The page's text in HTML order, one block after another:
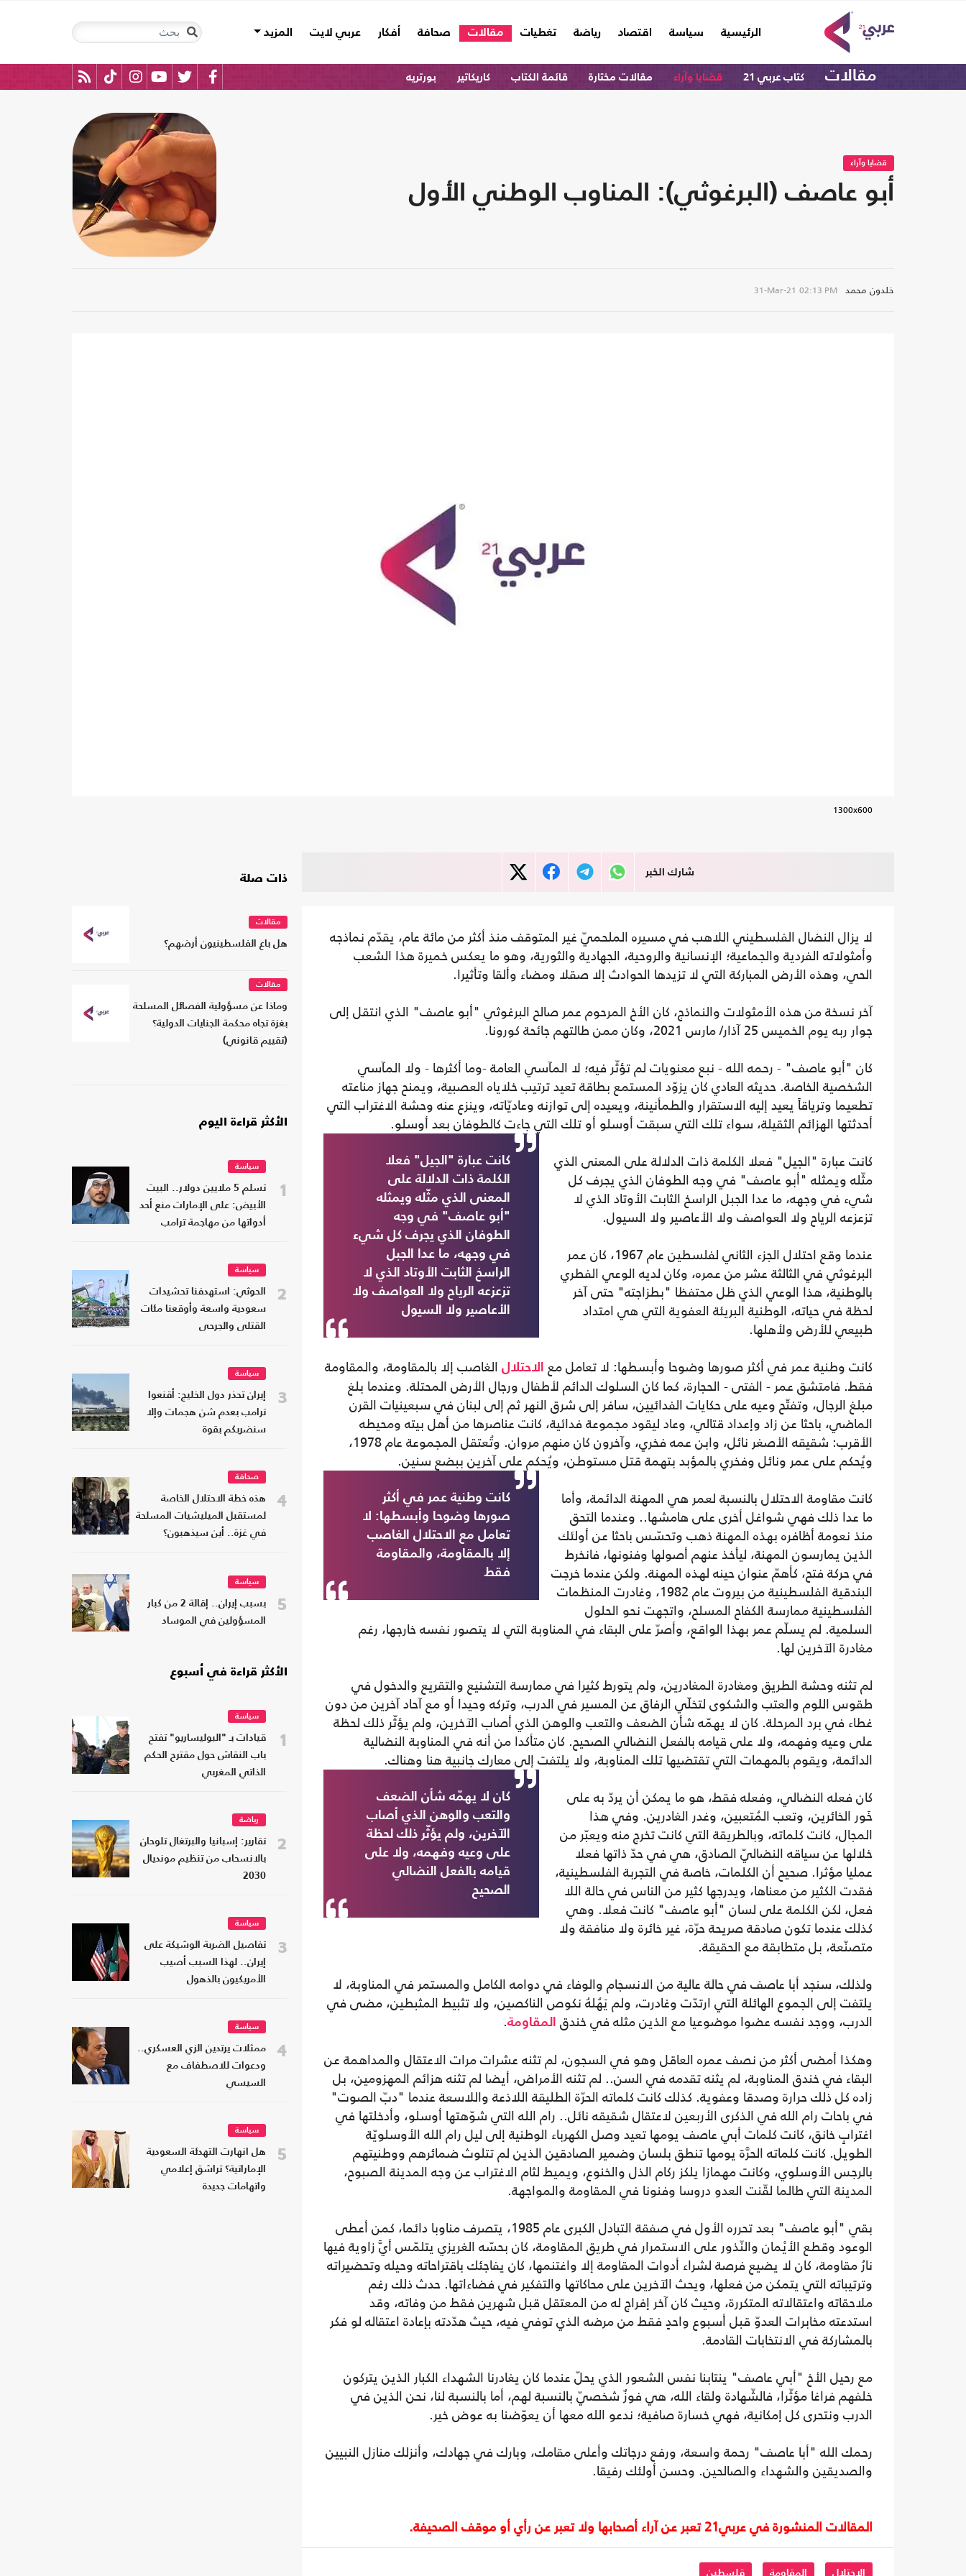
الرئيسية
(current) سياسة اقتصاد رياضة تغطيات مقالات صحافة أفكار عربي لايت المزيد
مقالات كتاب عربي 21 قضايا وآراء مقالات مختارة قائمة الكتاب كاريكاتير بورتريه
قضايا وآراء
أبو عاصف (البرغوثي): المناوب الوطني الأول
خلدون محمد 31-Mar-21 02:13 PM
1300x600
شارك الخبر
لا يزال النضال الفلسطيني اللاهب في مسيره الملحميّ غير المتوقف منذ أكثر من مائة عام، يقدّم نماذجه
وأمثولاته الفردية والجماعية؛ الإنسانية والروحية، الجهادية والثورية، وهو ما يعكس خميرة هذا الشعب
الحي، وهذه الأرض المباركة التي لا تزيدها الحوادث إلا صقلا ومضاء وألقا وتأثيرا.
آخر نسخة من هذه الأمثولات والنماذج، كان الأخ المرحوم عمر صالح البرغوثي "أبو عاصف" الذي انتقل إلى
جوار ربه يوم الخميس 25 آذار/ مارس 2021، وكان ممن طالتهم جائحة كورونا.
كان "أبو عاصف" - رحمه الله - نبع معنويات لم تؤثّر فيه؛ لا المآسي العامة -وما أكثرها - ولا المآسي
الشخصية الخاصة. حديثه العادي كان يزوّد المستمع بطاقة تعيد ترتيب خلاياه العصبية، ويمنح جهاز مناعته
تطعيما وترياقاً يعيد إليه الاستقرار والطمأنينة، ويعيده إلى توازنه وعاديّاته، وينزع عنه وحشة الاغتراب التي
أحدثتها الهزائم الثقيلة، سواء تلك التي سبقت أوسلو أو تلك التي جاءت كالطوفان بعد أوسلو.
كانت عبارة "الجيل" فعلا
الكلمة ذات الدلالة على
المعنى الذي مثّله ويمثله
"أبو عاصف" في وجه
الطوفان الذي يجرف كل شيء
في وجهه، ما عدا الجبل
الراسخ الثابت الأوتاد الذي لا
تزعزعه الرياح ولا العواصف ولا
الأعاصير ولا السيول
كانت عبارة "الجيل" فعلا الكلمة ذات الدلالة على المعنى الذي
مثّله ويمثله "أبو عاصف" في وجه الطوفان الذي يجرف كل
شيء في وجهه، ما عدا الجبل الراسخ الثابت الأوتاد الذي لا
تزعزعه الرياح ولا العواصف ولا الأعاصير ولا السيول.
عندما وقع احتلال الجزء الثاني لفلسطين عام 1967، كان عمر
البرغوثي في الثالثة عشر من عمره، وكان لديه الوعي الفطري
بالوطنية، هذا الوعي الذي ظل محتفظا "بطزاجته" حتى آخر
لحظة في حياته، الوطنية البريئة العفوية التي هي امتداد
طبيعي للأرض ولأهلها.
كانت وطنية عمر في أكثر صورها وضوحا وأبسطها: لا تعامل مع
الاحتلال الغاصب إلا بالمقاومة، والمقاومة
فقط. فامتشق عمر - الفتى - الحجارة، كما كان السلوك الدائم لأطفال ورجال الأرض المحتلة. وعندما بلغ
مبلغ الرجال، وتفتّح وعيه على حكايات الفدائيين، سافر إلى شرق النهر ثم إلى لبنان في سبعينيات القرن
الماضي، باحثا عن زاد وإعداد قتالي، وعاد ليقود مجموعة فدائية، كانت عناصرها من أهل بيته ومحيطه
الأقرب: شقيقه الأصغر نائل، وابن عمه فخري، وآخرون كان منهم مروان. وتُعتقل المجموعة عام 1978،
ويُحكم على عمر ونائل وفخري بالمؤبد بتهمة قتل مستوطن، ويُحكم على آخرين ببضع سنين.
كانت وطنية عمر في أكثر
صورها وضوحا وأبسطها: لا
تعامل مع الاحتلال الغاصب
إلا بالمقاومة، والمقاومة
فقط
كانت مقاومة الاحتلال بالنسبة لعمر هي المهنة الدائمة، وأما
ما عدا ذلك فهي شواغل أخرى على هامشها.. وعندما التحق
منذ نعومة أظافره بهذه المهنة ذهب وتحسّس باحثا عن أولئك
الذين يمارسون المهنة، ليأخذ عنهم أصولها وفنونها، فانخرط
في حركة فتح، كأهمّ عنوان حينه لهذه المهنة. ولكن عندما خرجت
البندقية الفلسطينية من بيروت عام 1982، وغادرت المنظمات
الفلسطينية ممارسة الكفاح المسلح، واتجهت نحو الحلول
السلمية. لم يسلّم عمر بهذا الواقع، وأصرّ على البقاء في المناوبة التي لا يتصور نفسه خارجها، رغم
مغادرة الآخرين لها.
لم تثنه وحشة الطريق ومغادرة المغادرين، ولم يتورط كثيرا في ممارسة التشنيع والتقريع والدخول في
طقوس اللوم والعتب والشكوى لتخلّي الرفاق عن المسير في الدرب، وتركه وحيدا أو مع آحاد آخرين من دون
غطاء في برد المرحلة. كان لا يهمّه شأن الضعف والتعب والوهن الذي أصاب الآخرين، ولم يؤثّر ذلك لحظة
على وعيه وفهمه، ولا على قيامه بالفعل النضالي الصحيح. كان متأكدا من أنه في المناوبة النضالية
الدائمة، ويقوم بالمهمات التي تقتضيها تلك المناوبة، ولا يلتفت إلى معارك جانبية هنا وهناك.
كان لا يهمّه شأن الضعف
والتعب والوهن الذي أصاب
الآخرين، ولم يؤثّر ذلك لحظة
على وعيه وفهمه، ولا على
قيامه بالفعل النضالي
الصحيح
كان فعله النضالي، وفعله فقط، هو ما يمكن أن يردّ به على
خَور الخائرين، وتعب المُتعبين، وغدر الغادرين. وفي هذا
المجال، كانت كلماته، وبالطريقة التي كانت تخرج منه ويعبّر من
خلالها عن سياقه النضاليّ الصادق، هي في حدّ ذاتها فعلا
عمليا مؤثرا. صحيح أن الكلمات، خاصة في التجربة الفلسطينية،
فقدت الكثير من معناها، ويدرجها كثير من الناس في حالة اللا
فعل، لكن الكلمة على لسان "أبو عاصف" كانت فعلا. وهي
كذلك عندما تكون صادقة صريحة حرّة، غير خائرة ولا منافقة ولا
متصنّعة، بل متطابقة مع الحقيقة.
ولذلك، سنجد أبا عاصف في حالة عالية من الانسجام والوفاء في دوامه الكامل والمستمر في المناوبة، لا
يلتفت إلى الجموع الهائلة التي ارتدّت وغادرت، ولم يَهُلهُ نكوص الناكصين، ولا تثبيط المثبطين، مضى في
الدرب، ووجد نفسه عضوا موضوعيا مع الذين مثله في خندق
المقاومة.
وهكذا أمضى أكثر من نصف عمره العاقل وهو في السجون، لم تثنه عشرات مرات الاعتقال والمداهمة عن
البقاء في خندق المناوبة، لم يثنه تقدمه في السن.. لم تثنه الأمراض، أيضا لم تثنه هزائم المهزومين، بل
زاده كل ذلك حرارة وصدقا وعفوية. كذلك كانت كلماته الحرّة الطليقة اللاذعة واللاسعة عندما "دبّ الصوت"
في باحات رام الله في الذكرى الأربعين لاعتقال شقيقه نائل.. رام الله التي شوّهتها أوسلو، وأدخلتها في
اغترابٍ خانق، كانت كلمات أبي عاصف يومها تعيد وصل الكهرباء الوطنية إلى ليل رام الله الأوسلويّة
الطويل. كانت كلماته الحرَّة يومها تنطق بلسان وضمير الصادقين الذين لم تتلوث ضمائرهم ووطنيتهم
بالرجس الأوسلوي، وكانت مهمازا يلكز ركام الذل والخنوع، ويميط لثام الاغتراب عن وجه المدينة الصبوح،
المدينة التي طالما لقّنت العدو دروسا وفنونا في المقاومة والمواجهة.
بقي "أبو عاصف" بعد تحرره الأول في صفقة التبادل الكبرى عام 1985، يتصرف مناوبا دائما، كمن أعطى
الوعود وقطع الأيْمان والنّذور على الاستمرار في طريق المقاومة، كان بحسّه الغريزي يتلمّس أيَّ زاوية فيها
نارُ مقاومة، كان لا يضيع فرصة لشراء أدوات المقاومة إلا واغتنمها، كان يفاجئك باقتراحاته وحيله وتحضيراته
وترتيباته التي يتمكن من فعلها، ويحث الآخرين على محاكاتها والتفكير في فضاءاتها. حدث ذلك رغم
ملاحقاته واعتقالاته المتكررة، وحيث كان آخر إفراج له من المعتقل قبل شهرين فقط من وفاته، وقد
استدعته مخابرات العدوّ قبل أسبوع واحدٍ فقط من مرضه الذي توفي فيه، حيث هدّدته بإعادة اعتقاله لو فكر
بالمشاركة في الانتخابات القادمة.
مع رحيل الأخ "أبي عاصف" ينتابنا نفس الشعور الذي يحلّ عندما كان يغادرنا الشهداء الكبار الذين يتركون
خلفهم فراغا مؤثّرا، فالشّهادة ولقاء الله، هي فوزٌ شخصيّ بالنسبة لهم، أما بالنسبة لنا، نحن الذين في
الدرب ونتحرى كل إمكانية، فهي خسارة صافية؛ ندعو الله معها أن يعوّضنا به عوض خير.
رحمك الله "أبا عاصف" رحمة واسعة، ورفع درجاتك وأعلى مقامك، وبارك في جهادك، وأنزلك منازل النبيين
والصديقين والشهداء والصالحين. وحسن أولئك رفيقا.
المقالات المنشورة في عربي21 تعبر عن آراء أصحابها ولا تعبر عن رأي أو موقف الصحيفة.
الاحتلال المقاومة قلسطين
ذات صلة
مقالات
هل باع الفلسطينيون أرضهم؟
مقالات
وماذا عن مسؤولية الفصائل المسلحة
بغزة تجاه محكمة الجنايات الدولية؟
(تقييم قانوني)
الأكثر قراءة اليوم
1
سياسة
تسلم 5 ملايين دولار.. البيت
الأبيض: على الإمارات منع أحد
أدواتها من مهاجمة ترامب
2
سياسة
الحوثي: استهدفنا تحشيدات
سعودية واسعة وأوقعنا مئات
القتلى والجرحى
3
سياسة
إيران تحذر دول الخليج: أقنعوا
ترامب بعدم شن هجمات وإلا
سنضربكم بقوة
4
صحافة
هذه خطة الاحتلال الخاصة
لمستقبل الميليشيات المسلحة
في غزة.. أين سيذهبون؟
5
سياسة
بسبب إيران.. إقالة 2 من كبار
المسؤولين في الموساد
الأكثر قراءة في أسبوع
1
سياسة
قيادات بـ "البوليساريو" تفتح
باب النقاش حول مقترح الحكم
الذاتي المغربي
2
رياضة
تقارير: إسبانيا والبرتغال تلوحان
بالانسحاب من تنظيم مونديال
2030
3
سياسة
تفاصيل الضربة الوشيكة على
إيران.. لهذا السبب أصيب
الأمريكيون بالذهول
4
سياسة
ممثلات يرتدين الزي العسكري..
ودعوات للاصطفاف مع
السيسي
5
سياسة
هل انهارت التهدئة السعودية
الإماراتية؟ تراشق إعلامي
واتهامات جديدة